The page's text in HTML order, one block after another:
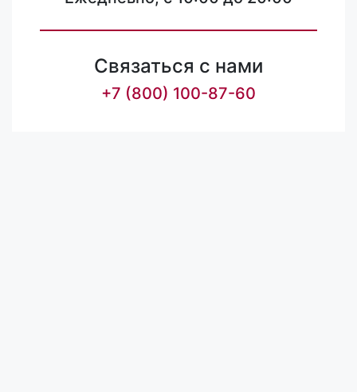
Связаться с нами
+7 (800) 100-87-60